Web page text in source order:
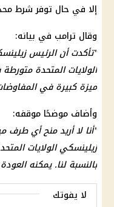
إلا في حال توفر شرط
وقال ترامب في بيانه:
"تأكدت أن الرئيس
الولايات المتحدة
ميزة كبيرة في
وأضاف موضحًا موقفه:
"أنا لا أريد منح أي طرف
زيلينسكي الولايات
بالنسبة لنا. يمكنه
لا يفوتك